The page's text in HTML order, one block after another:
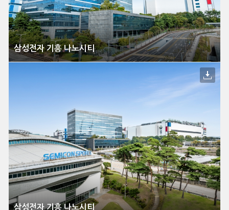
삼성전자 기흥 나노시티
삼성전자 기흥 나노시티